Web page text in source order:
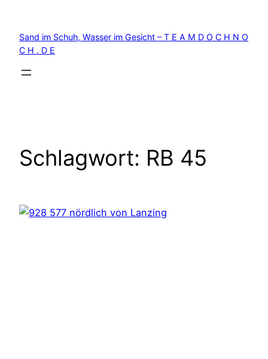
springen
Sand im Schuh, Wasser im Gesicht – T E A M D O C H N O
C H . D E
Schlagwort: RB 45